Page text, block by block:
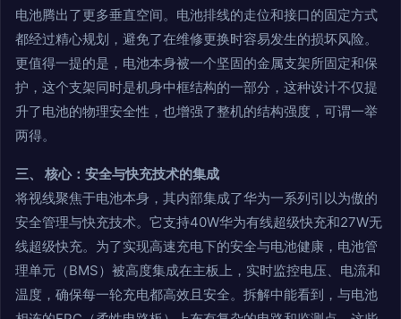
电池腾出了更多垂直空间。电池排线的走位和接口的固定方式
都经过精心规划，避免了在维修更换时容易发生的损坏风险。
更值得一提的是，电池本身被一个坚固的金属支架所固定和保
护，这个支架同时是机身中框结构的一部分，这种设计不仅提
升了电池的物理安全性，也增强了整机的结构强度，可谓一举
两得。
三、 核心：安全与快充技术的集成
将视线聚焦于电池本身，其内部集成了华为一系列引以为傲的
安全管理与快充技术。它支持40W华为有线超级快充和27W无
线超级快充。为了实现高速充电下的安全与电池健康，电池管
理单元（BMS）被高度集成在主板上，实时监控电压、电流和
温度，确保每一轮充电都高效且安全。拆解中能看到，与电池